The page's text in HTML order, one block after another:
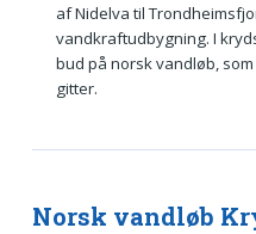
af Nidelva til
vandkraftudbygning. I
bud på norsk vandløb,
gitter.
Norsk vandløb